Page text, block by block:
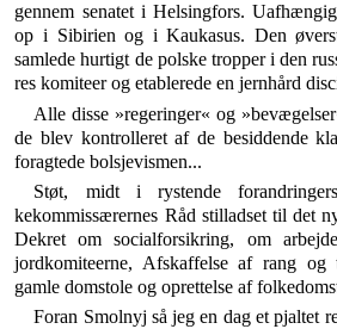
gennem senatet i Helsingfors.
op i Sibirien og i Kau­kasus. Den
samlede hur­tigt de polske tropper i den
res komiteer og etablerede en jernhård
Alle disse »regeringer« og
de blev kontrolleret af de besiddende
foragtede bolsjevismen...
Støt, midt i rystende
kekommissærernes Råd stilladset til det
Dekret om socialforsikring, om
jordkomiteerne, Afskaffelse af rang
gamle domstole og op­rettelse af
Foran Smolnyj så jeg en dag et pjaltet